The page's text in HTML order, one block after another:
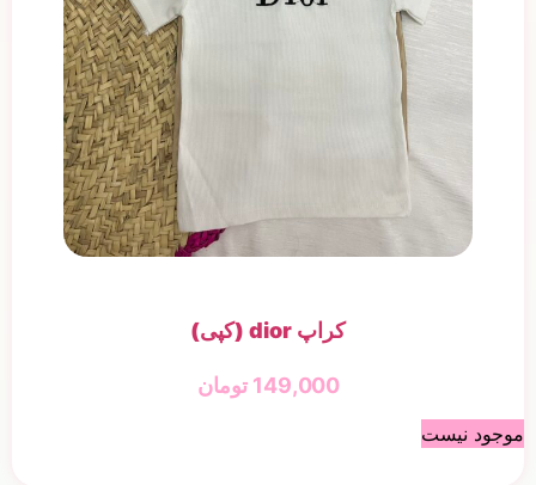
کراپ dior (کپی)
149,000 تومان
موجود نیست